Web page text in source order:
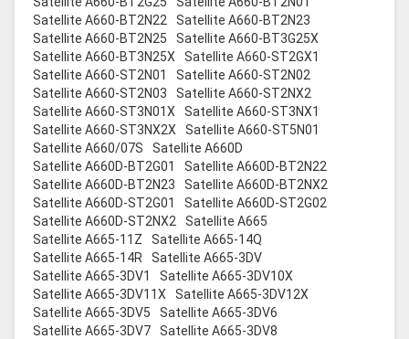
Satellite A660-BT2N22
Satellite A660-BT2N23
Satellite A660-BT2N25
Satellite A660-BT3G25X
Satellite A660-BT3N25X
Satellite A660-ST2GX1
Satellite A660-ST2N01
Satellite A660-ST2N02
Satellite A660-ST2N03
Satellite A660-ST2NX2
Satellite A660-ST3N01X
Satellite A660-ST3NX1
Satellite A660-ST3NX2X
Satellite A660-ST5N01
Satellite A660/07S
Satellite A660D
Satellite A660D-BT2G01
Satellite A660D-BT2N22
Satellite A660D-BT2N23
Satellite A660D-BT2NX2
Satellite A660D-ST2G01
Satellite A660D-ST2G02
Satellite A660D-ST2NX2
Satellite A665
Satellite A665-11Z
Satellite A665-14Q
Satellite A665-14R
Satellite A665-3DV
Satellite A665-3DV1
Satellite A665-3DV10X
Satellite A665-3DV11X
Satellite A665-3DV12X
Satellite A665-3DV5
Satellite A665-3DV6
Satellite A665-3DV7
Satellite A665-3DV8